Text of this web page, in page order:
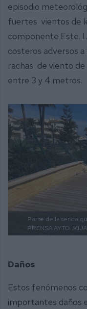
episodio
fuertes vientos de
componente Este.
costeros adversos
rachas de viento
entre 3 y 4 metros.
Parte de la senda
PRENSA AYTO.
Daños
Estos fenómenos
importantes daños